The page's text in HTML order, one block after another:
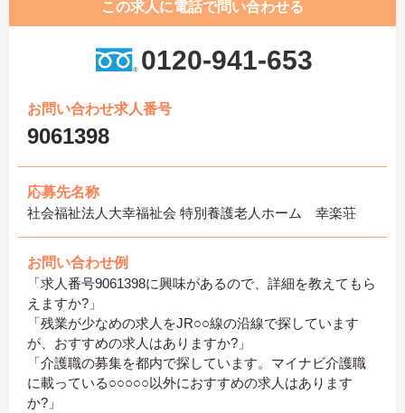
この求人に電話で問い合わせる
0120-941-653
お問い合わせ求人番号
9061398
応募先名称
社会福祉法人大幸福祉会 特別養護老人ホーム 幸楽荘
お問い合わせ例
「求人番号9061398に興味があるので、詳細を教えてもら
えますか?」
「残業が少なめの求人をJR○○線の沿線で探しています
が、おすすめの求人はありますか?」
「介護職の募集を都内で探しています。マイナビ介護職
に載っている○○○○○以外におすすめの求人はあります
か?」